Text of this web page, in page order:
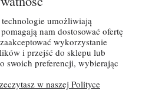
KONTO
umożliwiają
nam dostosować ofertę
wykorzystanie
i przejść do sklepu lub
swoich preferencji, wybierając
w naszej Polityce